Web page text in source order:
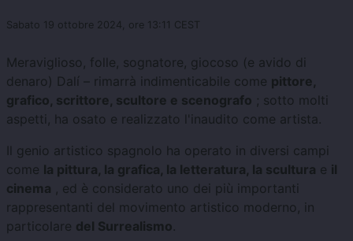
Sabato 19 ottobre 2024, ore 13:11 CEST
Meraviglioso, folle, sognatore, giocoso (e avido di
denaro) Dalí – rimarrà indimenticabile come pittore,
grafico, scrittore, scultore e scenografo ; sotto molti
aspetti, ha osato e realizzato l'inaudito come artista.
Il genio artistico spagnolo ha operato in diversi campi
come la pittura, la grafica, la letteratura, la scultura e il
cinema , ed è considerato uno dei più importanti
rappresentanti del movimento artistico moderno, in
particolare del Surrealismo.